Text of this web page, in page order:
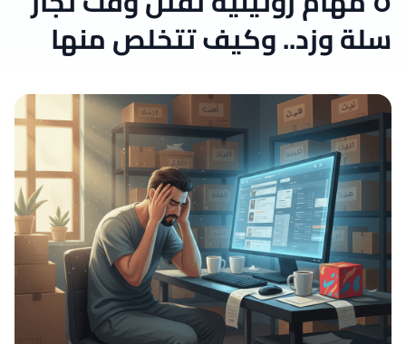
سلة وزد.. وكيف تتخلص منها